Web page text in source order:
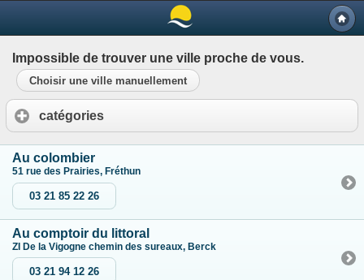
Impossible de trouver une ville proche de vous.
Choisir une ville manuellement
catégories
Au colombier
51 rue des Prairies, Fréthun
03 21 85 22 26
Au comptoir du littoral
ZI De la Vigogne chemin des sureaux, Berck
03 21 94 12 26